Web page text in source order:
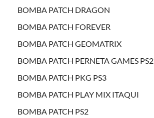
BOMBA PATCH DRAGON
BOMBA PATCH FOREVER
BOMBA PATCH GEOMATRIX
BOMBA PATCH PERNETA GAMES PS2
BOMBA PATCH PKG PS3
BOMBA PATCH PLAY MIX ITAQUI
BOMBA PATCH PS2